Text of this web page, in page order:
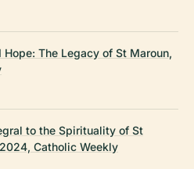
The Legacy of St Maroun,
to the Spirituality of St
Catholic Weekly